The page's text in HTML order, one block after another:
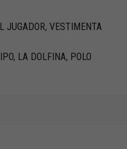
JUGADOR, VESTIMENTA
, LA DOLFINA, POLO